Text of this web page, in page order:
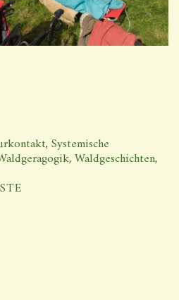
, Systemische
, Waldgeschichten,